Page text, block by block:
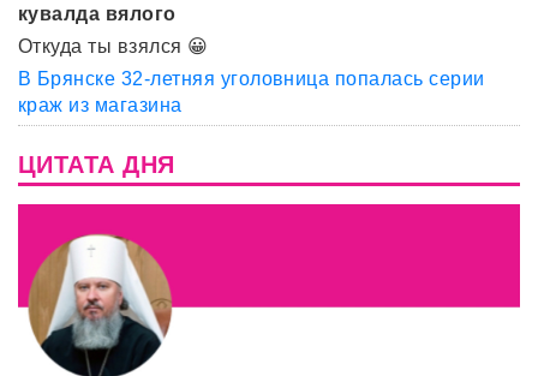
кувалда вялого
Откуда ты взялся 😀
В Брянске 32-летняя уголовница попалась серии
краж из магазина
ЦИТАТА ДНЯ